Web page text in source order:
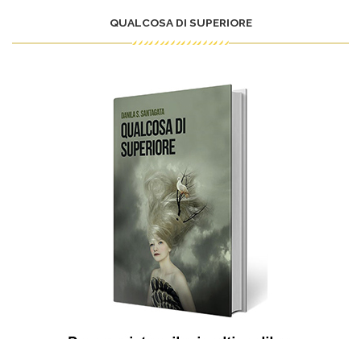
QUALCOSA DI SUPERIORE